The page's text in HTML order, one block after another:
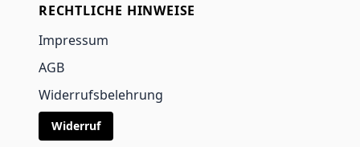
RECHTLICHE HINWEISE
Impressum
AGB
Widerrufsbelehrung
Widerruf